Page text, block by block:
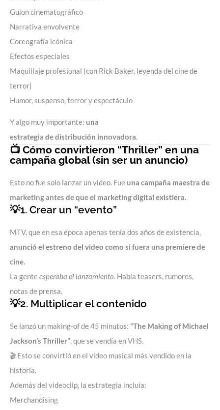
Guion cinematográfico
Narrativa envolvente
Coreografía icónica
Efectos especiales
Maquillaje profesional (con Rick Baker, leyenda del cine de
terror)
Humor, suspenso, terror y espectáculo
Y algo muy importante: una
estrategia de distribución innovadora.
📺 Cómo convirtieron “Thriller” en una
campaña global (sin ser un anuncio)
Esto no fue solo lanzar un video. Fue una campaña maestra de
marketing antes de que el marketing digital existiera.
💡1. Crear un “evento”
MTV, que en esa época apenas tenía dos años de existencia,
anunció el estreno del video como si fuera una premiere de
cine.
La genteesperaba el lanzamiento. Había teasers, rumores,
notas de prensa.
💡2. Multiplicar el contenido
Se lanzó un making-of de 45 minutos: “The Making of Michael
Jackson’s Thriller”, que se vendía en VHS.
🎬 Esto se convirtió en el video musical más vendido en la
historia.
Además del videoclip, la estrategia incluía:
Merchandising